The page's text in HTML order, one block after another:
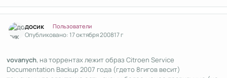
досик Пользователи
Опубликовано:17 октября 200817 г
vovanych, на торрентах лежит образ Citroen Service
Documentation Backup 2007 года (гдето 8гигов весит)